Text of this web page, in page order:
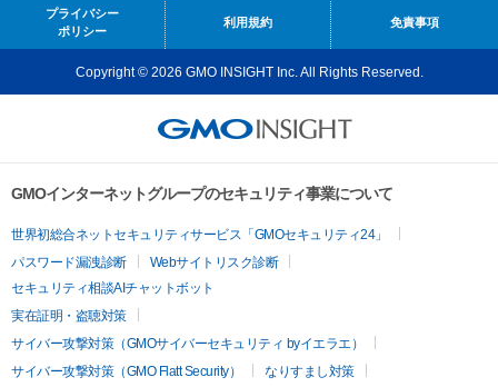
プライバシー
ポリシー
利用規約 免責事項
Copyright © 2026 GMO INSIGHT Inc. All Rights Reserved.
GMOインターネットグループのセキュリティ事業について
世界初総合ネットセキュリティサービス「GMOセキュリティ24」
パスワード漏洩診断
Webサイトリスク診断
セキュリティ相談AIチャットボット
実在証明・盗聴対策
サイバー攻撃対策（GMOサイバーセキュリティ byイエラエ）
サイバー攻撃対策（GMO Flatt Security）
なりすまし対策